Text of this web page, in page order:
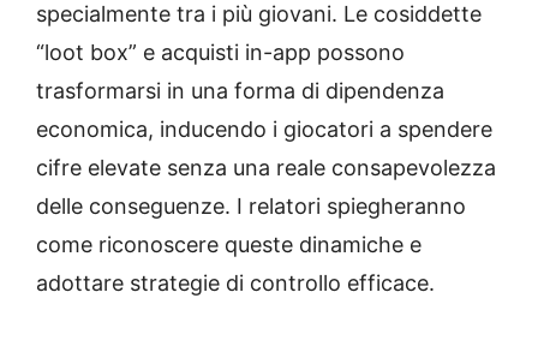
specialmente tra i più giovani. Le cosiddette
“loot box” e acquisti in-app possono
trasformarsi in una forma di dipendenza
economica, inducendo i giocatori a spendere
cifre elevate senza una reale consapevolezza
delle conseguenze. I relatori spiegheranno
come riconoscere queste dinamiche e
adottare strategie di controllo efficace.